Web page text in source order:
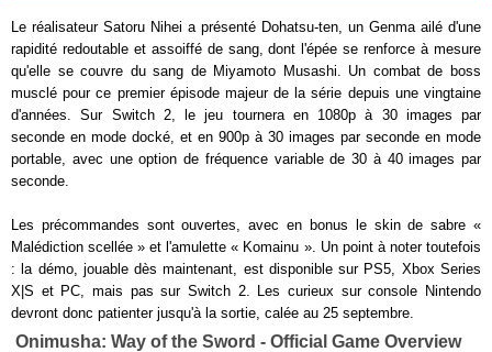
Le réalisateur Satoru Nihei a présenté Dohatsu-ten, un Genma ailé d'une
rapidité redoutable et assoiffé de sang, dont l'épée se renforce à mesure
qu'elle se couvre du sang de Miyamoto Musashi. Un combat de boss
musclé pour ce premier épisode majeur de la série depuis une vingtaine
d'années. Sur Switch 2, le jeu tournera en 1080p à 30 images par
seconde en mode docké, et en 900p à 30 images par seconde en mode
portable, avec une option de fréquence variable de 30 à 40 images par
seconde.
Les précommandes sont ouvertes, avec en bonus le skin de sabre «
Malédiction scellée » et l'amulette « Komainu ». Un point à noter toutefois
: la démo, jouable dès maintenant, est disponible sur PS5, Xbox Series
X|S et PC, mais pas sur Switch 2. Les curieux sur console Nintendo
devront donc patienter jusqu'à la sortie, calée au 25 septembre.
Onimusha: Way of the Sword - Official Game Overview